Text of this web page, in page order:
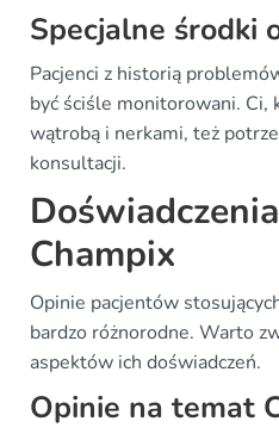
Specjalne środki
Pacjenci z historią
być ściśle monitorowani. Ci,
wątrobą i nerkami, też
konsultacji.
Champix
Opinie pacjentów
bardzo różnorodne. Warto
aspektów ich doświadczeń.
Opinie na temat